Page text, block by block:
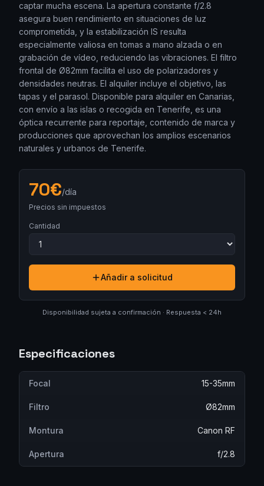
captar mucha escena. La apertura constante f/2.8
asegura buen rendimiento en situaciones de luz
comprometida, y la estabilización IS resulta
especialmente valiosa en tomas a mano alzada o en
grabación de vídeo, reduciendo las vibraciones. El filtro
frontal de Ø82mm facilita el uso de polarizadores y
densidades neutras. El alquiler incluye el objetivo, las
tapas y el parasol. Disponible para alquiler en Canarias,
con envío a las islas o recogida en Tenerife, es una
óptica recurrente para reportaje, contenido de marca y
producciones que aprovechan los amplios escenarios
naturales y urbanos de Tenerife.
70€/día
Precios sin impuestos
Cantidad
Añadir a solicitud
Disponibilidad sujeta a confirmación · Respuesta < 24h
Especificaciones
Focal 15-35mm
Filtro Ø82mm
Montura Canon RF
Apertura f/2.8